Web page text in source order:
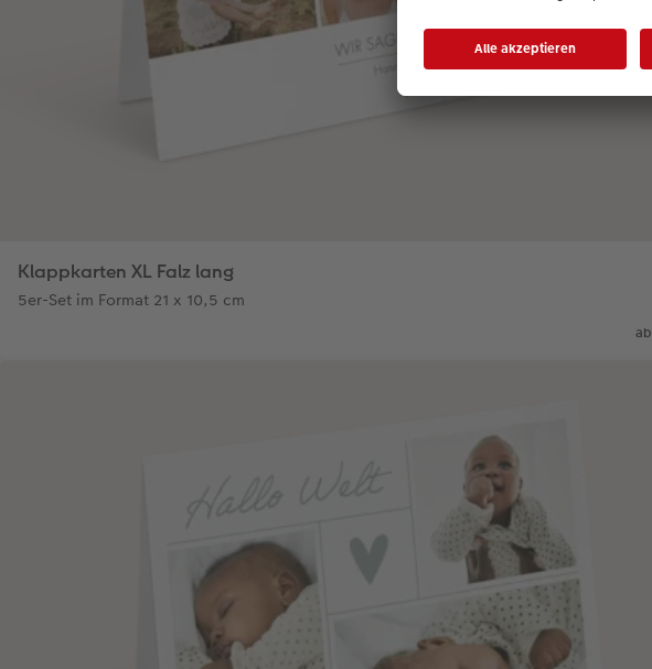
Klappkarten XL Falz lang
5er-Set im Format 21 x 10,5 cm
ab